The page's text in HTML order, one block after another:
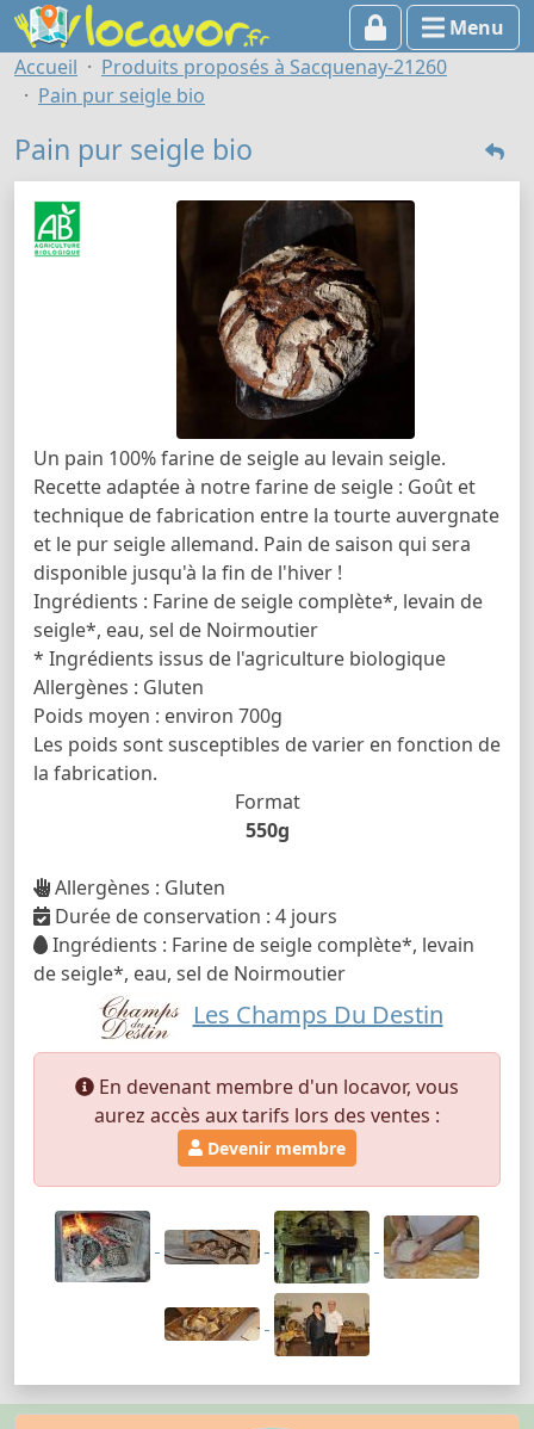
Menu
Accueil
Produits proposés à Sacquenay-21260
Pain pur seigle bio
Pain pur seigle bio
Un pain 100% farine de seigle au levain seigle.
Recette adaptée à notre farine de seigle : Goût et
technique de fabrication entre la tourte auvergnate
et le pur seigle allemand. Pain de saison qui sera
disponible jusqu'à la fin de l'hiver !
Ingrédients : Farine de seigle complète*, levain de
seigle*, eau, sel de Noirmoutier
* Ingrédients issus de l'agriculture biologique
Allergènes : Gluten
Poids moyen : environ 700g
Les poids sont susceptibles de varier en fonction de
la fabrication.
Format
550g
Allergènes : Gluten
Durée de conservation : 4 jours
Ingrédients : Farine de seigle complète*, levain
de seigle*, eau, sel de Noirmoutier
Les Champs Du Destin
En devenant membre d'un locavor, vous
aurez accès aux tarifs lors des ventes :
Devenir membre